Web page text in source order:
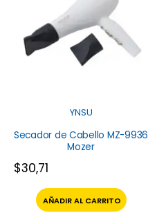
YNSU
Secador de Cabello MZ-9936
Mozer
$30,71
AÑADIR AL CARRITO